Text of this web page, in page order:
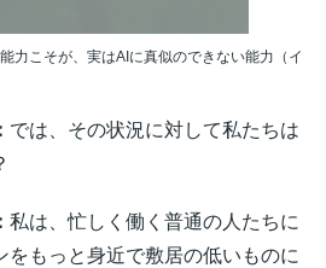
力こそが、実はAIに真似のできない能力（イ
では、その状況に対して私たちは
私は、忙しく働く普通の人たちに
をもっと身近で敷居の低いものに